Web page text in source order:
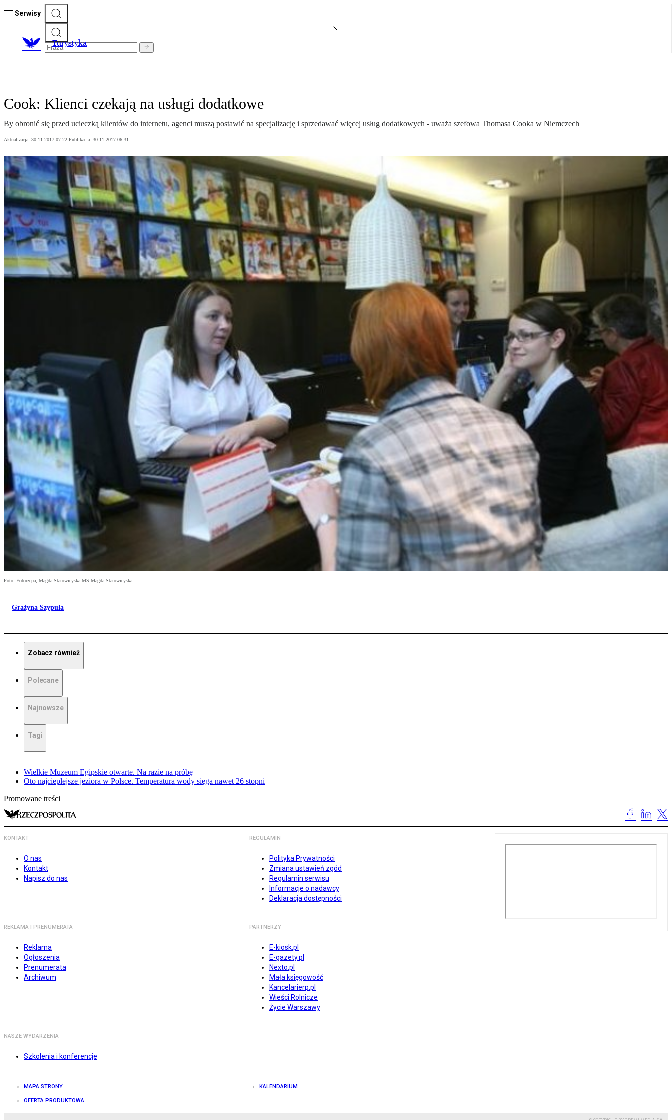
Serwisy
Turystyka
Cook: Klienci czekają na usługi dodatkowe
By obronić się przed ucieczką klientów do internetu, agenci muszą postawić na specjalizację i sprzedawać więcej usług dodatkowych - uważa szefowa Thomasa Cooka w Niemczech
Aktualizacja: 30.11.2017 07:22 Publikacja: 30.11.2017 06:31
Foto: Fotorzepa, Magda Starowieyska MS Magda Starowieyska
Grażyna Szypuła
Zobacz również
Polecane
Najnowsze
Tagi
Wielkie Muzeum Egipskie otwarte. Na razie na próbę
Oto najcieplejsze jeziora w Polsce. Temperatura wody sięga nawet 26 stopni
Promowane treści
KONTAKT
O nas
Kontakt
Napisz do nas
REGULAMIN
Polityka Prywatności
Zmiana ustawień zgód
Regulamin serwisu
Informacje o nadawcy
Deklaracja dostępności
REKLAMA I PRENUMERATA
Reklama
Ogłoszenia
Prenumerata
Archiwum
PARTNERZY
E-kiosk.pl
E-gazety.pl
Nexto.pl
Mała księgowość
Kancelarierp.pl
Wieści Rolnicze
Życie Warszawy
NASZE WYDARZENIA
Szkolenia i konferencje
MAPA STRONY KALENDARIUM
OFERTA PRODUKTOWA